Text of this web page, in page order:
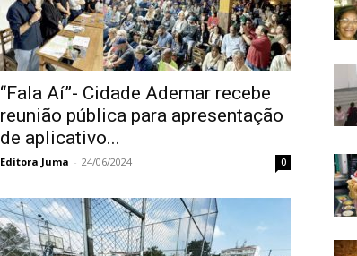
“Fala Aí”- Cidade Ademar recebe
reunião pública para apresentação
de aplicativo...
Editora Juma - 24/06/2024 0